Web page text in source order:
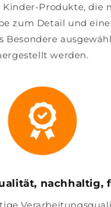
Produkte, die
zum Detail und
Besondere
werden.
nachhaltig,